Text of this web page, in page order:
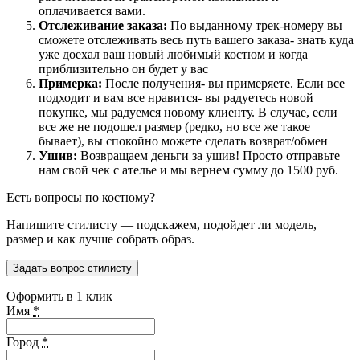
оплачивается вами.
Отслеживание заказа: По выданному трек-номеру вы
сможете отслеживать весь путь вашего заказа- знать куда
уже доехал ваш новый любимый костюм и когда
приблизительно он будет у вас
Примерка: После получения- вы примеряете. Если все
подходит и вам все нравится- вы радуетесь новой
покупке, мы радуемся новому клиенту. В случае, если
все же не подошел размер (редко, но все же такое
бывает), вы спокойно можете сделать возврат/обмен
Ушив: Возвращаем деньги за ушив! Просто отправьте
нам свой чек с ателье и мы вернем сумму до 1500 руб.
Есть вопросы по костюму?
Напишите стилисту — подскажем, подойдет ли модель,
размер и как лучше собрать образ.
Задать вопрос стилисту
Оформить в 1 клик
Имя *
Город *